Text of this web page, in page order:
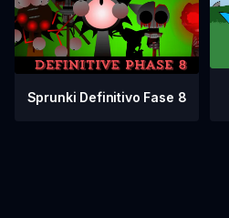
Sprunki Definitivo Fase 8